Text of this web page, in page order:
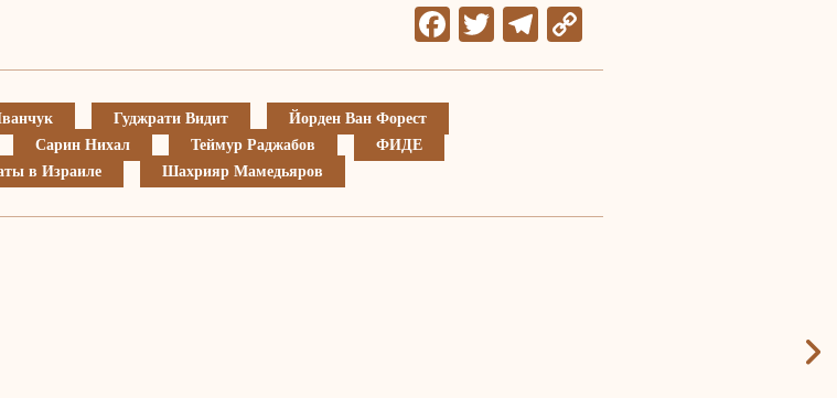
Facebook
TwitterTelegram
Link
Гуджрати Видит
Йорден Ван Форест
Сарин Нихал Теймур Раджабов
ФИДЕ
в Израиле Шахрияр Мамедьяров